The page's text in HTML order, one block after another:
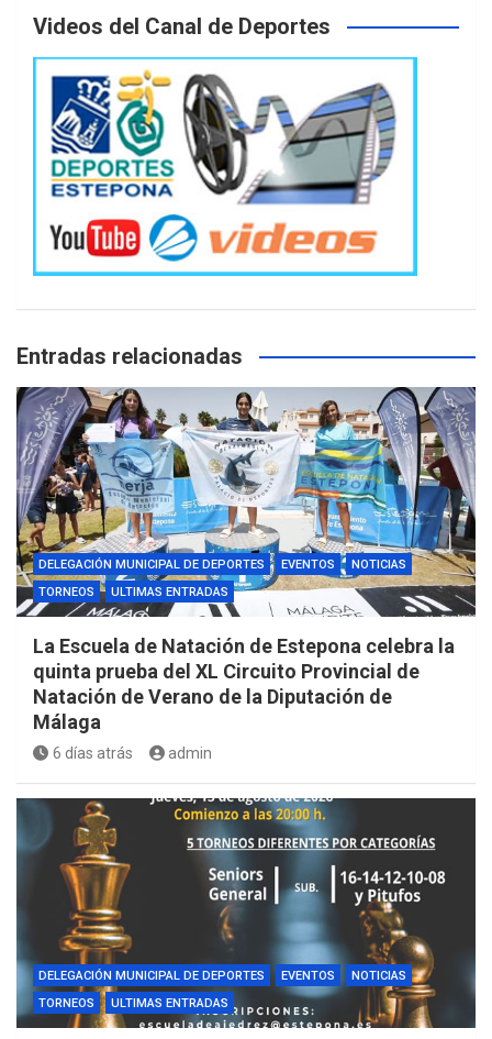
Videos del Canal de Deportes
Entradas relacionadas
DELEGACIÓN MUNICIPAL DE DEPORTES EVENTOS
NOTICIAS
TORNEOS
ULTIMAS ENTRADAS
La Escuela de Natación de Estepona celebra la
quinta prueba del XL Circuito Provincial de
Natación de Verano de la Diputación de
Málaga
6 días atrás admin
DELEGACIÓN MUNICIPAL DE DEPORTES EVENTOS
NOTICIAS
TORNEOS
ULTIMAS ENTRADAS